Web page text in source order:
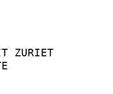
ZURIET